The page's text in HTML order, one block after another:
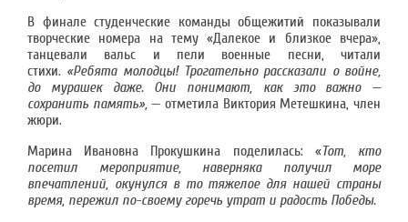
В финале студенческие команды общежитий показывали
творческие номера на тему «Далекое и близкое вчера»,
танцевали вальс и пели военные песни, читали
стихи. «Ребята молодцы! Трогательно рассказали о войне,
до мурашек даже. Они понимают, как это важно —
сохранить память»,— отметила Виктория Метешкина, член
жюри.
Марина Ивановна Прокушкина поделилась: «Тот, кто
посетил мероприятие, наверняка получил море
впечатлений, окунулся в то тяжелое для нашей страны
время, пережил по-своему горечь утрат и радость Победы.